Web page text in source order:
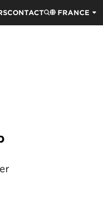
CONTACT FRANCE